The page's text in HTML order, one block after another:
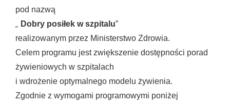
pod nazwą
„ Dobry posiłek w szpitalu”
realizowanym przez Ministerstwo Zdrowia.
Celem programu jest zwiększenie dostępności porad
żywieniowych w szpitalach
i wdrożenie optymalnego modelu żywienia.
Zgodnie z wymogami programowymi poniżej